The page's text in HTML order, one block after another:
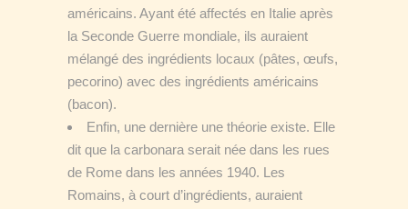
américains. Ayant été affectés en Italie après
la Seconde Guerre mondiale, ils auraient
mélangé des ingrédients locaux (pâtes, œufs,
pecorino) avec des ingrédients américains
(bacon).
Enfin, une dernière une théorie existe. Elle
dit que la carbonara serait née dans les rues
de Rome dans les années 1940. Les
Romains, à court d’ingrédients, auraient